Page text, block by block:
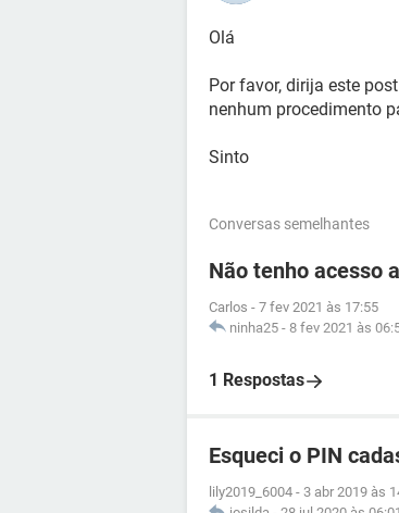
Olá
Por favor, dirija este
nenhum procedimento
Sinto
Conversas semelhantes
Não tenho acesso
Carlos - 7 fev 2021 às 17:55
ninha25 - 8 fev 2021 às
1 Respostas
Esqueci o PIN
lily2019_6004 - 3 abr 2019 às